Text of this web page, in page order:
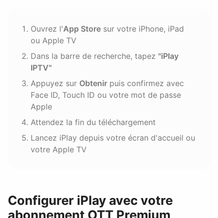
Ouvrez l'App Store sur votre iPhone, iPad
ou Apple TV
Dans la barre de recherche, tapez "iPlay
IPTV"
Appuyez sur Obtenir puis confirmez avec
Face ID, Touch ID ou votre mot de passe
Apple
Attendez la fin du téléchargement
Lancez iPlay depuis votre écran d'accueil ou
votre Apple TV
Configurer iPlay avec votre
abonnement OTT Premium